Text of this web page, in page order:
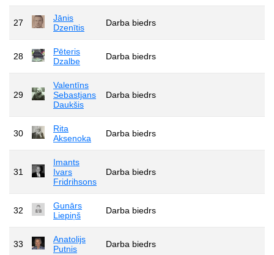
27
Jānis
Dzenītis
Darba biedrs
28
Pēteris
Dzalbe
Darba biedrs
29
Valentīns
Sebastjans
Daukšis
Darba biedrs
30
Rita
Aksenoka
Darba biedrs
31
Imants
Ivars
Fridrihsons
Darba biedrs
32
Gunārs
Liepiņš
Darba biedrs
33
Anatolijs
Putnis
Darba biedrs